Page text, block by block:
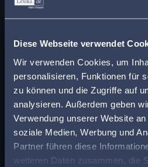
Diese Webseite verwendet
Wir verwenden Cookies, um
personalisieren, Funktionen für
zu können und die Zugriffe auf
analysieren. Außerdem geben
Verwendung unserer Website
soziale Medien, Werbung und
Partner führen diese
weiteren Daten zusammen, die
11
cc) Andererseits enthält §
aber auch Regelungen
Charakter. Dazu gehört die
Satz 1 SGB IX geregelte
Arbeitgebers, die durch
entstehenden Kosten zu
Durchsetzung dieser
geführten
Finden Sie den
passenden
Ihrer Nähe!
Geben Sie Ihre Postleitzahl
eines Beitrags sofort
Anwalt in Ihrer Region